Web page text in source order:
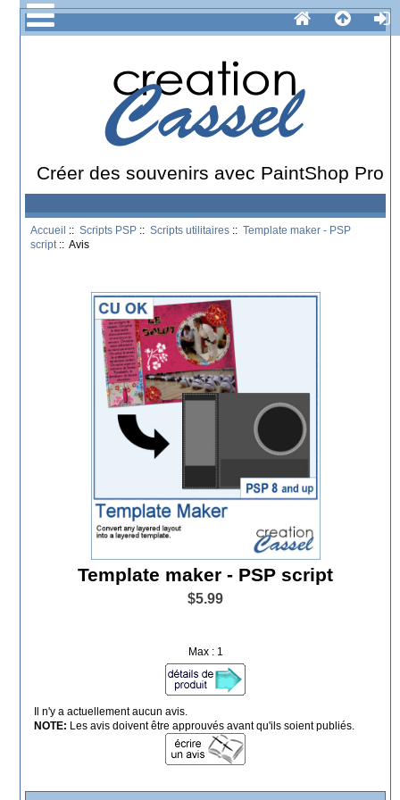
Créer des souvenirs avec PaintShop Pro
Accueil ::Scripts PSP ::Scripts utilitaires ::Template maker - PSP
script :: Avis
Template maker - PSP script
$5.99
Max : 1
Il n'y a actuellement aucun avis.
NOTE: Les avis doivent être approuvés avant qu'ils soient publiés.